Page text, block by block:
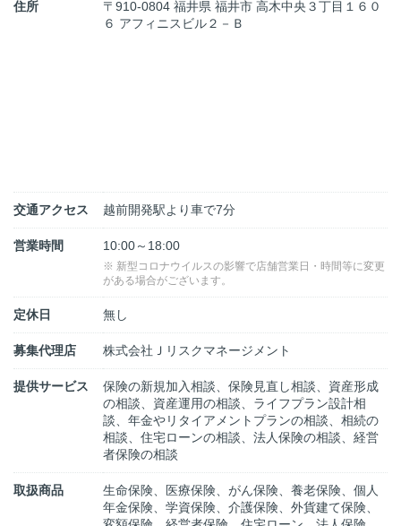
住所
〒910-0804 福井県 福井市 高木中央３丁目１６０
６ アフィニスビル２－Ｂ
交通アクセス 越前開発駅より車で7分
営業時間 10:00～18:00
※ 新型コロナウイルスの影響で店舗営業日・時間等に変更
がある場合がございます。
定休日 無し
募集代理店 株式会社Ｊリスクマネージメント
提供サービス
保険の新規加入相談、保険見直し相談、資産形成
の相談、資産運用の相談、ライフプラン設計相
談、年金やリタイアメントプランの相談、相続の
相談、住宅ローンの相談、法人保険の相談、経営
者保険の相談
取扱商品
生命保険、医療保険、がん保険、養老保険、個人
年金保険、学資保険、介護保険、外貨建て保険、